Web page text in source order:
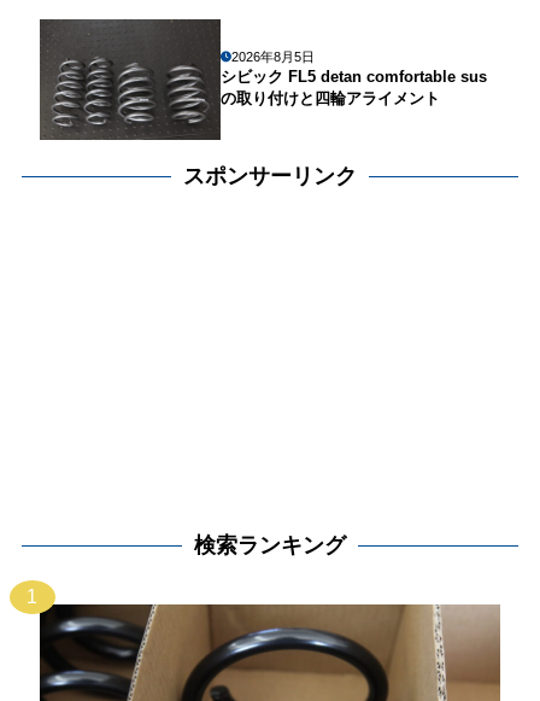
2026年8月5日
シビック FL5 detan comfortable sus
の取り付けと四輪アライメント
スポンサーリンク
検索ランキング
1